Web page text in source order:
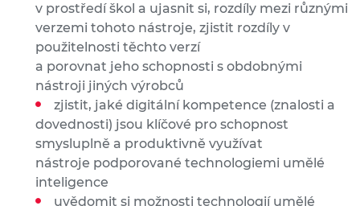
v prostředí škol a ujasnit si, rozdíly mezi různými
verzemi tohoto nástroje, zjistit rozdíly v
použitelnosti těchto verzí
a porovnat jeho schopnosti s obdobnými
nástroji jiných výrobců
zjistit, jaké digitální kompetence (znalosti a
dovednosti) jsou klíčové pro schopnost
smysluplně a produktivně využívat
nástroje podporované technologiemi umělé
inteligence
uvědomit si možnosti technologií umělé